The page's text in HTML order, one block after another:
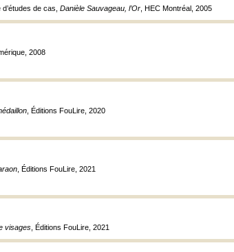
de cas, Danièle Sauvageau, l’Or , HEC Montréal, 2005
2008
, Éditions FouLire, 2020
, Éditions FouLire, 2021
visages , Éditions FouLire, 2021